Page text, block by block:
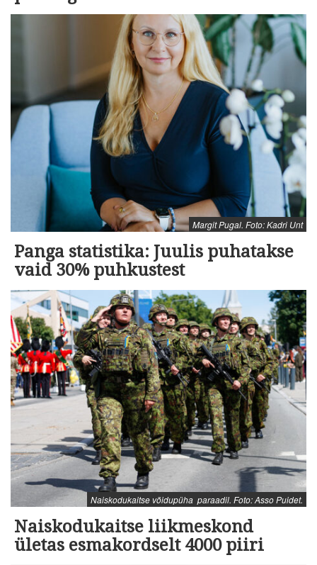
Margit Pugal. Foto: Kadri Unt
Panga statistika: Juulis puhatakse
vaid 30% puhkustest
Naiskodukaitse võidupüha paraadil. Foto: Asso Puidet.
Naiskodukaitse liikmeskond
ületas esmakordselt 4000 piiri